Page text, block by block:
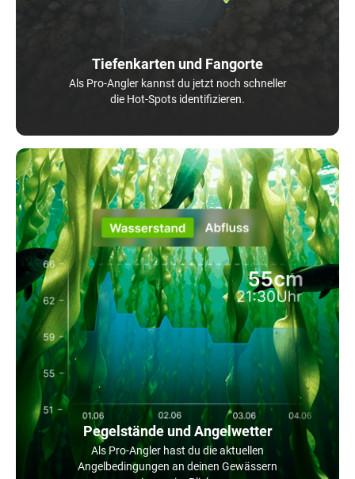
Tiefenkarten und Fangorte
Als Pro-Angler kannst du jetzt noch schneller
die Hot-Spots identifizieren.
Pegelstände und Angelwetter
Als Pro-Angler hast du die aktuellen
Angelbedingungen an deinen Gewässern